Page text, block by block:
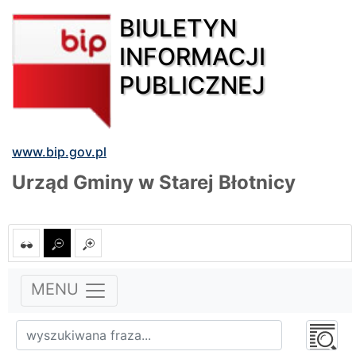
BIULETYN
INFORMACJI
PUBLICZNEJ
www.bip.gov.pl
Urząd Gminy w Starej Błotnicy
MENU